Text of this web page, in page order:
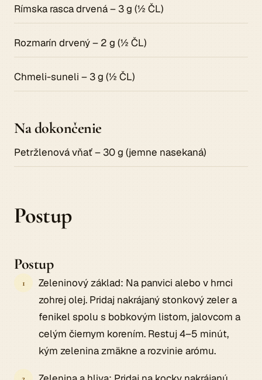
Rímska rasca drvená – 3 g (½ ČL)
Rozmarín drvený – 2 g (½ ČL)
Chmeli-suneli – 3 g (½ ČL)
Na dokončenie
Petržlenová vňať – 30 g (jemne nasekaná)
Postup
Postup
Zeleninový základ: Na panvici alebo v hrnci
zohrej olej. Pridaj nakrájaný stonkový zeler a
fenikel spolu s bobkovým listom, jalovcom a
celým čiernym korením. Restuj 4–5 minút,
kým zelenina zmäkne a rozvinie arómu.